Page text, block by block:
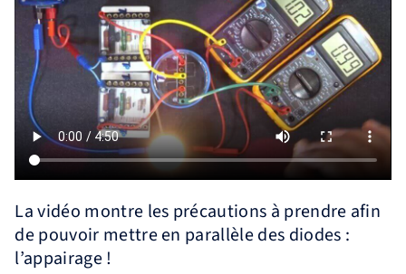
La vidéo montre les précautions à prendre afin
de pouvoir mettre en parallèle des diodes :
l’appairage !